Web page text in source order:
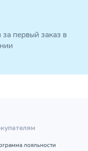
первый заказ в
лояльности